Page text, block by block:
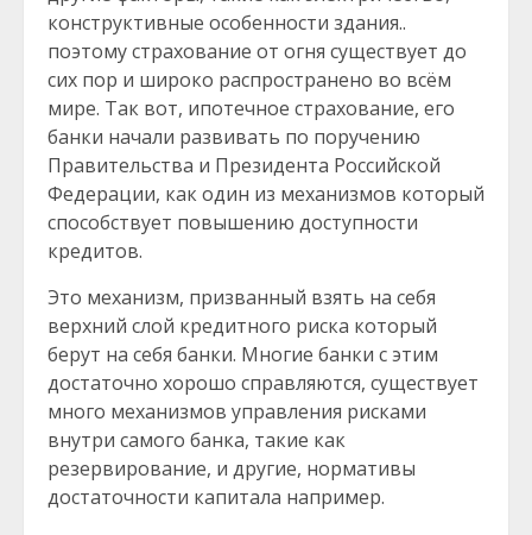
конструктивные особенности здания..
поэтому страхование от огня существует до
сих пор и широко распространено во всём
мире. Так вот, ипотечное страхование, его
банки начали развивать по поручению
Правительства и Президента Российской
Федерации, как один из механизмов который
способствует повышению доступности
кредитов.
Это механизм, призванный взять на себя
верхний слой кредитного риска который
берут на себя банки. Многие банки с этим
достаточно хорошо справляются, существует
много механизмов управления рисками
внутри самого банка, такие как
резервирование, и другие, нормативы
достаточности капитала например.